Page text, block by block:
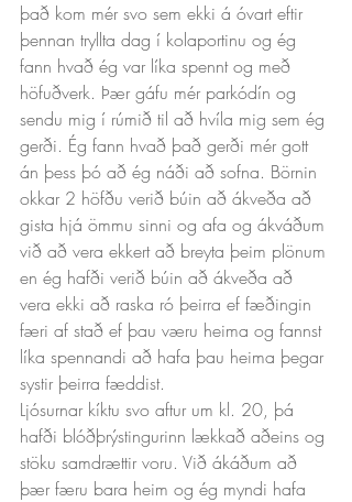
það kom mér svo sem ekki á óvart eftir
þennan tryllta dag í kolaportinu og ég
fann hvað ég var líka spennt og með
höfuðverk. Þær gáfu mér parkódín og
sendu mig í rúmið til að hvíla mig sem ég
gerði. Ég fann hvað það gerði mér gott
án þess þó að ég náði að sofna. Börnin
okkar 2 höfðu verið búin að ákveða að
gista hjá ömmu sinni og afa og ákváðum
við að vera ekkert að breyta þeim plönum
en ég hafði verið búin að ákveða að
vera ekki að raska ró þeirra ef fæðingin
færi af stað ef þau væru heima og fannst
líka spennandi að hafa þau heima þegar
systir þeirra fæddist.
Ljósurnar kíktu svo aftur um kl. 20, þá
hafði blóðþrýstingurinn lækkað aðeins og
stöku samdrættir voru. Við ákáðum að
þær færu bara heim og ég myndi hafa